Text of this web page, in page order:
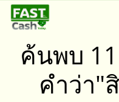
ค้นพบ
คำว่า"